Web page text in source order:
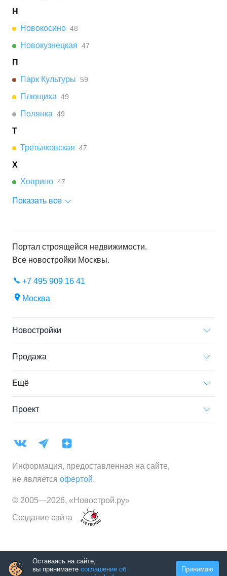
Н
Новокосино 48
Новокузнецкая 47
П
Парк Культуры
59
Плющиха 49
Полянка 49
Т
Третьяковская 47
Х
Ховрино 47
Показать все
Портал строящейся недвижимости.
Все новостройки Москвы.
+7 495 909 16 41
Москва
Новостройки
Продажа
Ещё
Проект
Информация, предоставленная на сайте,
не является офертой.
© 2005—2026, «Новострой.ру»
Создание сайта
Оставаясь на сайте,
вы принимаете соглашение об
Принимаю